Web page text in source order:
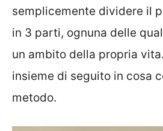
semplicemente dividere il
in 3 parti, ognuna delle
un ambito della propria
insieme di seguito in cosa
metodo.